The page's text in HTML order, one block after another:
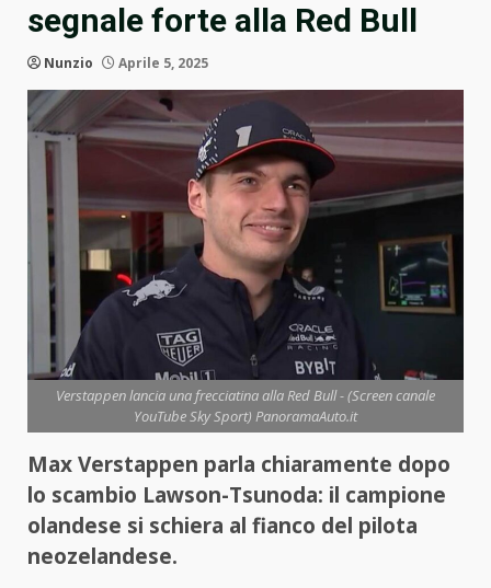
segnale forte alla Red Bull
Nunzio Aprile 5, 2025
Verstappen lancia una frecciatina alla Red Bull - (Screen canale
YouTube Sky Sport) PanoramaAuto.it
Max Verstappen parla chiaramente dopo
lo scambio Lawson-Tsunoda: il campione
olandese si schiera al fianco del pilota
neozelandese.